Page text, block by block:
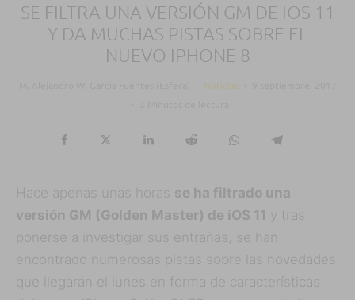
SE FILTRA UNA VERSIÓN GM DE IOS 11
Y DA MUCHAS PISTAS SOBRE EL
NUEVO IPHONE 8
Noticias
Hace apenas unas horas se ha filtrado una
versión GM (Golden Master) de iOS 11 y tras
ponerse a investigar sus entrañas, se han
encontrado numerosas pistas sobre las novedades
que llegarán el lunes en forma de características